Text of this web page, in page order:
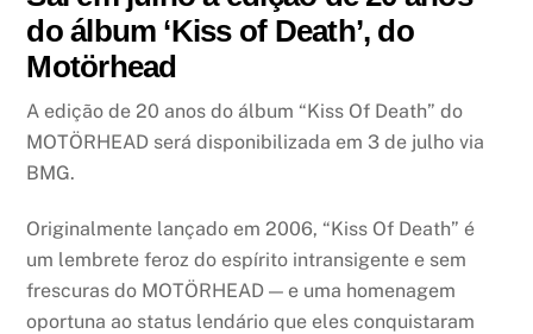
do álbum ‘Kiss of Death’, do
Motörhead
A edição de 20 anos do álbum “Kiss Of Death” do
MOTÖRHEAD será disponibilizada em 3 de julho via
BMG.
Originalmente lançado em 2006, “Kiss Of Death” é
um lembrete feroz do espírito intransigente e sem
frescuras do MOTÖRHEAD — e uma homenagem
oportuna ao status lendário que eles conquistaram